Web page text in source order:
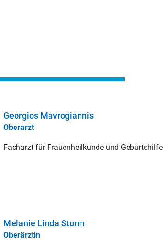
Georgios Mavrogiannis
Oberarzt
Facharzt für Frauenheilkunde und Geburtshilfe
Melanie Linda Sturm
Oberärztin